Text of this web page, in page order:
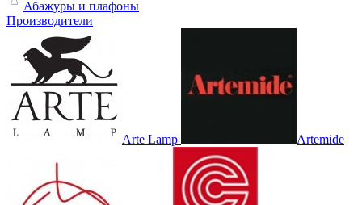
Абажуры и плафоны
Производители
Arte Lamp Artemide